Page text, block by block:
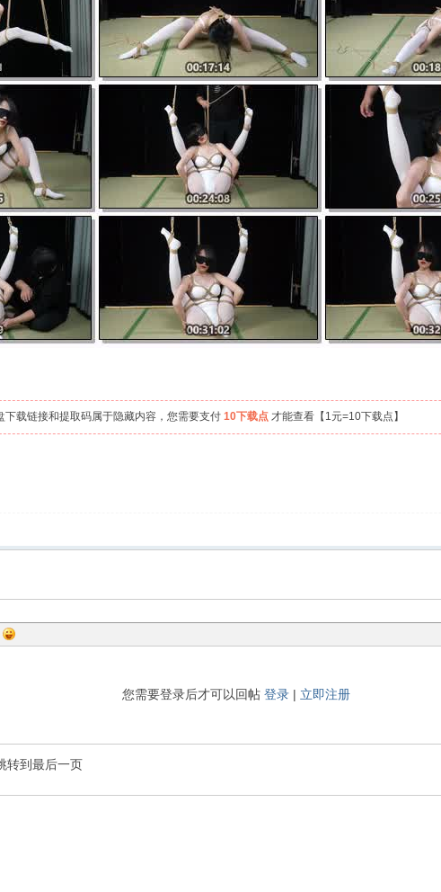
下载链接和提取码属于隐藏内容，您需要支付 10下载点 才能查看【1元=10下载点】
您需要登录后才可以回帖 登录| 立即注册
转到最后一页